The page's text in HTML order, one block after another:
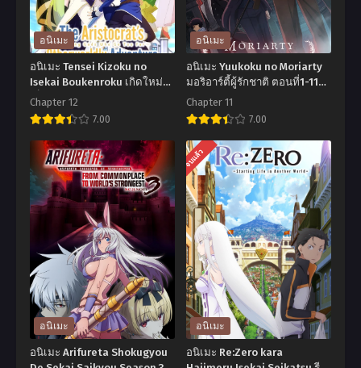
อนิเมะ
อนิเมะ Tensei Kizoku no
Isekai Boukenroku เกิดใหม่
เป็นขุนนางไปผจญภัยในต่าง
โลก ตอนที่1-12 ซับไทย
Chapter 12
7.00
อ
นิ
เมะ
Tensei
Kizoku
no
Isekai
Boukenroku
เกิด
ใหม่
อนิเมะ
อนิเมะ Yuukoku no Moriarty
มอริอาร์ตี้ผู้รักชาติ ตอนที่1-11
ซับไทย
Chapter 11
7.00
อ
นิ
เมะ
Yuukoku
no
Moriarty
มอ
ริ
อาร์ตี้
ผู้
อนิเมะ
อนิเมะ Arifureta Shokugyou
จบแล้ว
อนิเมะ
อนิเมะ Re:Zero kara